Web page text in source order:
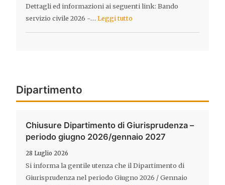
Dettagli ed informazioni ai seguenti link: Bando
servizio civile 2026 -…Leggi tutto
Dipartimento
Chiusure Dipartimento di Giurisprudenza –
periodo giugno 2026/gennaio 2027
28 Luglio 2026
Si informa la gentile utenza che il Dipartimento di
Giurisprudenza nel periodo Giugno 2026 / Gennaio